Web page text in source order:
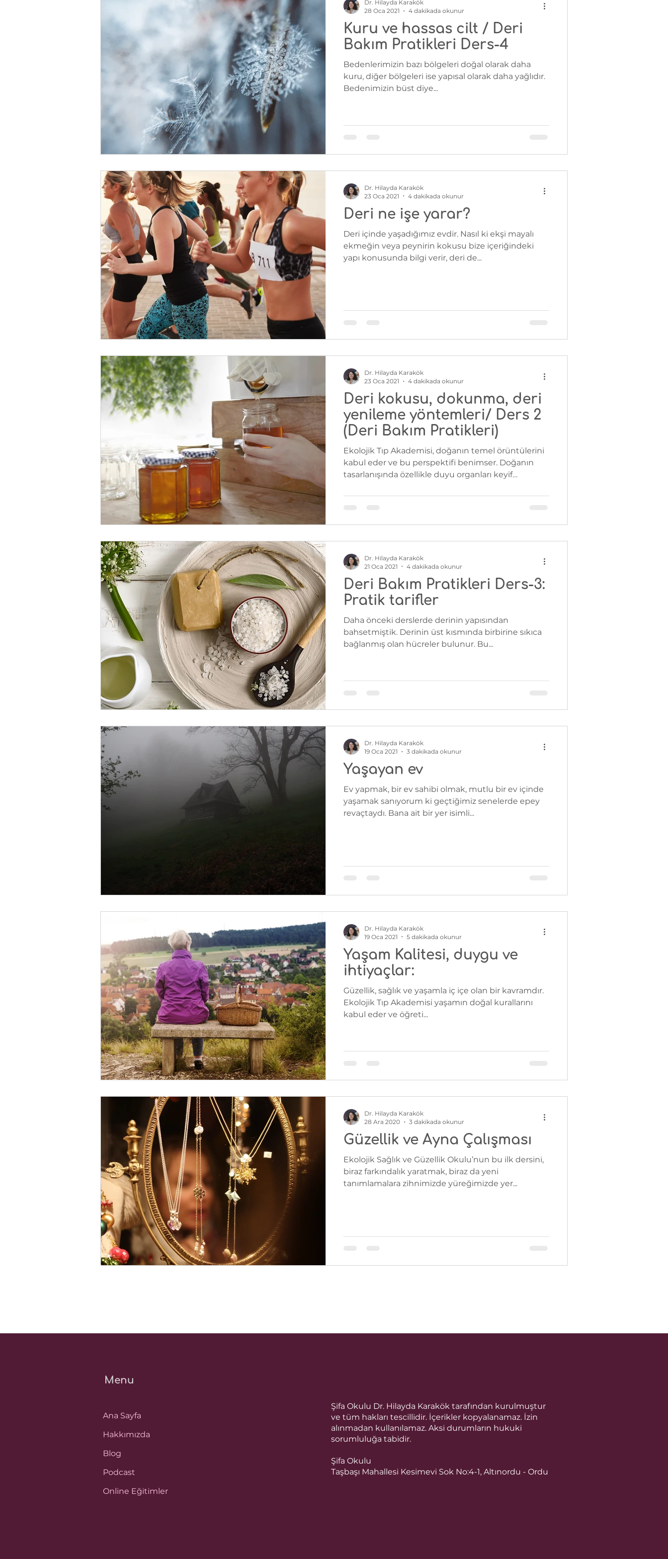
Kuru ve hassas cilt / Deri
Bakım Pratikleri Ders-4
Bedenlerimizin bazı bölgeleri doğal olarak daha
kuru, diğer bölgeleri ise yapısal olarak daha yağlıdır.
Bedenimizin büst diye...
Dr. Hilayda Karakök
28 Oca 2021
4 dakikada okunur
Deri ne işe yarar?
Deri içinde yaşadığımız evdir. Nasıl ki ekşi mayalı
ekmeğin veya peynirin kokusu bize içeriğindeki
yapı konusunda bilgi verir, deri de...
Dr. Hilayda Karakök
23 Oca 2021
4 dakikada okunur
Deri kokusu, dokunma, deri
yenileme yöntemleri/ Ders 2
(Deri Bakım Pratikleri)
Ekolojik Tıp Akademisi, doğanın temel örüntülerini
kabul eder ve bu perspektifi benimser. Doğanın
tasarlanışında özellikle duyu organları keyif
ehlileştirmek zaman alır. Bu ders keyif prensibini
Dr. Hilayda Karakök
23 Oca 2021
4 dakikada okunur
Deri Bakım Pratikleri Ders-3:
Pratik tarifler
Daha önceki derslerde derinin yapısından
bahsetmiştik. Derinin üst kısmında birbirine sıkıca
bağlanmış olan hücreler bulunur. Bu...
Dr. Hilayda Karakök
21 Oca 2021
4 dakikada okunur
Yaşayan ev
Ev yapmak, bir ev sahibi olmak, mutlu bir ev içinde
yaşamak sanıyorum ki geçtiğimiz senelerde epey
revaçtaydı. Bana ait bir yer isimli...
Dr. Hilayda Karakök
19 Oca 2021
3 dakikada okunur
Yaşam Kalitesi, duygu ve
ihtiyaçlar:
Güzellik, sağlık ve yaşamla iç içe olan bir kavramdır.
Ekolojik Tıp Akademisi yaşamın doğal kurallarını
kabul eder ve öğreti...
Dr. Hilayda Karakök
19 Oca 2021
5 dakikada okunur
Güzellik ve Ayna Çalışması
Ekolojik Sağlık ve Güzellik Okulu’nun bu ilk dersini,
biraz farkındalık yaratmak, biraz da yeni
tanımlamalara zihnimizde yüreğimizde yer...
Dr. Hilayda Karakök
28 Ara 2020
3 dakikada okunur
Menu
Ana Sayfa
Hakkımızda
Blog
Podcast
Online Eğitimler
Şifa Okulu Dr. Hilayda Karakök tarafından kurulmuştur
ve tüm hakları tescillidir. İçerikler kopyalanamaz. İzin
alınmadan kullanılamaz. Aksi durumların hukuki
sorumluluğa tabidir.
Şifa Okulu
Taşbaşı Mahallesi Kesimevi Sok No:4-1, Altınordu - Ordu